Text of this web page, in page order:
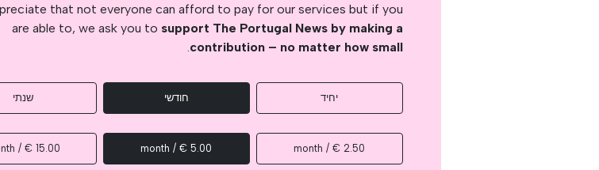
that not everyone can afford to pay for our services but if you
are able to, we ask you to support The Portugal News by making a
contribution – no matter how small
.
יחיד חודשי שנתי
2.50 € / month
5.00 € / month
15.00 € / month